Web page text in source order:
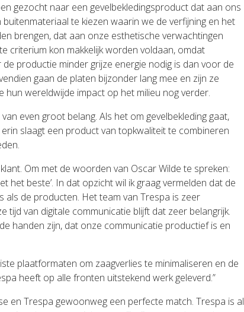
gezocht naar een gevelbekledingsproduct dat aan ons
te kiezen waarin we de verfijning en het
brengen, dat aan onze esthetische verwachtingen
criterium kon makkelijk worden voldaan, omdat
productie minder grijze energie nodig is dan voor de
gaan de platen bijzonder lang mee en zijn ze
wereldwijde impact op het milieu nog verder.
even groot belang. Als het om gevelbekleding gaat,
slaagt een product van topkwaliteit te combineren
Om met de woorden van Oscar Wilde te spreken:
het beste’. In dat opzicht wil ik graag vermelden dat de
als de producten. Het team van Trespa is zeer
van digitale communicatie blijft dat zeer belangrijk.
handen zijn, dat onze communicatie productief is en
plaatformaten om zaagverlies te minimaliseren en de
heeft op alle fronten uitstekend werk geleverd.”
en Trespa gewoonweg een perfecte match. Trespa is al